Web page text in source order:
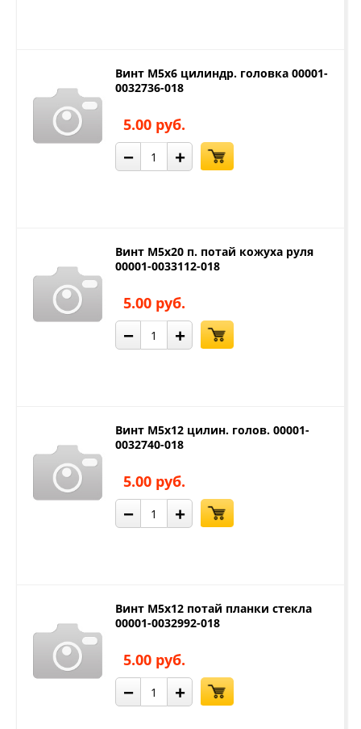
Винт М5х6 цилиндр. головка 00001-
0032736-018
5.00 руб.
− +
Винт М5х20 п. потай кожуха руля
00001-0033112-018
5.00 руб.
− +
Винт М5х12 цилин. голов. 00001-
0032740-018
5.00 руб.
− +
Винт М5х12 потай планки стекла
00001-0032992-018
5.00 руб.
− +